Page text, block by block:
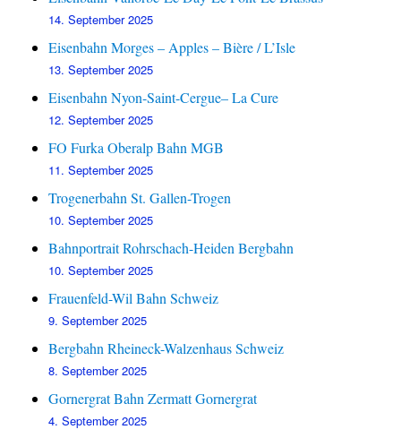
14. September 2025
Eisenbahn Morges – Apples – Bière / L’Isle
13. September 2025
Eisenbahn Nyon-Saint-Cergue– La Cure
12. September 2025
FO Furka Oberalp Bahn MGB
11. September 2025
Trogenerbahn St. Gallen-Trogen
10. September 2025
Bahnportrait Rohrschach-Heiden Bergbahn
10. September 2025
Frauenfeld-Wil Bahn Schweiz
9. September 2025
Bergbahn Rheineck-Walzenhaus Schweiz
8. September 2025
Gornergrat Bahn Zermatt Gornergrat
4. September 2025